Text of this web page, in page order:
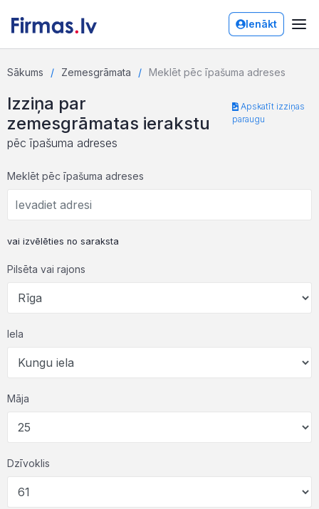
Ienākt
Sākums Zemesgrāmata Meklēt pēc īpašuma adreses
Izziņa par
zemesgrāmatas ierakstu
pēc īpašuma adreses
Apskatīt izziņas
paraugu
Meklēt pēc īpašuma adreses
vai izvēlēties no saraksta
Pilsēta vai rajons
Iela
Māja
Dzīvoklis